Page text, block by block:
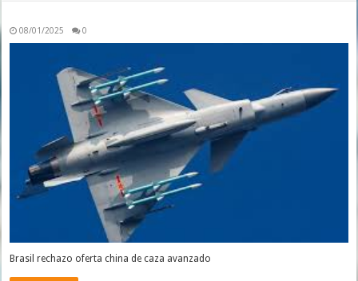
08/01/2025 0
Brasil rechazo oferta china de caza avanzado